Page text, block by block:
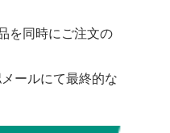
を同時にご注文の
ールにて最終的な